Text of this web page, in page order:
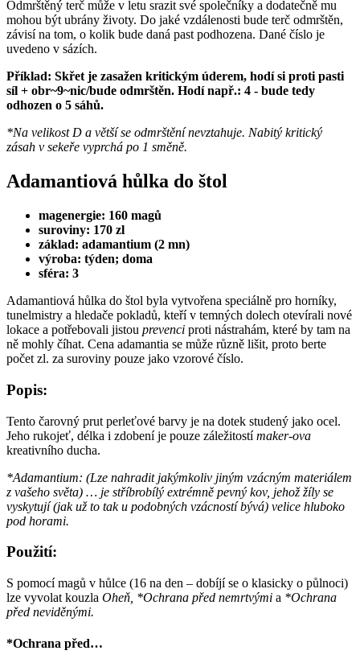
Odmrštěný terč může v letu srazit své společníky a dodatečně mu
mohou být ubrány životy. Do jaké vzdálenosti bude terč odmrštěn,
závisí na tom, o kolik bude daná past podhozena. Dané číslo je
uvedeno v sázích.
Příklad: Skřet je zasažen kritickým úderem, hodí si proti pasti
síl + obr~9~nic/bude odmrštěn. Hodí např.: 4 - bude tedy
odhozen o 5 sáhů.
*Na velikost D a větší se odmrštění nevztahuje. Nabitý kritický
zásah v sekeře vyprchá po 1 směně.
Adamantiová hůlka do štol
magenergie: 160 magů
suroviny: 170 zl
základ: adamantium (2 mn)
výroba: týden; doma
sféra: 3
Adamantiová hůlka do štol byla vytvořena speciálně pro horníky,
tunelmistry a hledače pokladů, kteří v temných dolech otevírali nové
lokace a potřebovali jistou prevenci proti nástrahám, které by tam na
ně mohly číhat. Cena adamantia se může různě lišit, proto berte
počet zl. za suroviny pouze jako vzorové číslo.
Popis:
Tento čarovný prut perleťové barvy je na dotek studený jako ocel.
Jeho rukojeť, délka i zdobení je pouze záležitostímaker-ova
kreativního ducha.
*Adamantium: (Lze nahradit jakýmkoliv jiným vzácným materiálem
z vašeho světa) … je stříbrobílý extrémně pevný kov, jehož žíly se
vyskytují (jak už to tak u podobných vzácností bývá) velice hluboko
pod horami.
Použití:
S pomocí magů v hůlce (16 na den – dobíjí se o klasicky o půlnoci)
lze vyvolat kouzla Oheň, *Ochrana před nemrtvými a *Ochrana
před neviděnými.
*Ochrana před…